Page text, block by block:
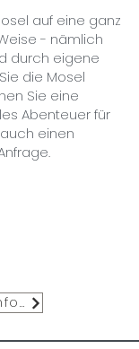
auf eine ganz
- nämlich
durch eigene
die Mosel
Sie eine
Abenteuer für
einen
Mehr Infos